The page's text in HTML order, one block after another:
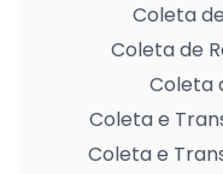
Coleta
Coleta de
Coleta
Coleta e
Coleta e